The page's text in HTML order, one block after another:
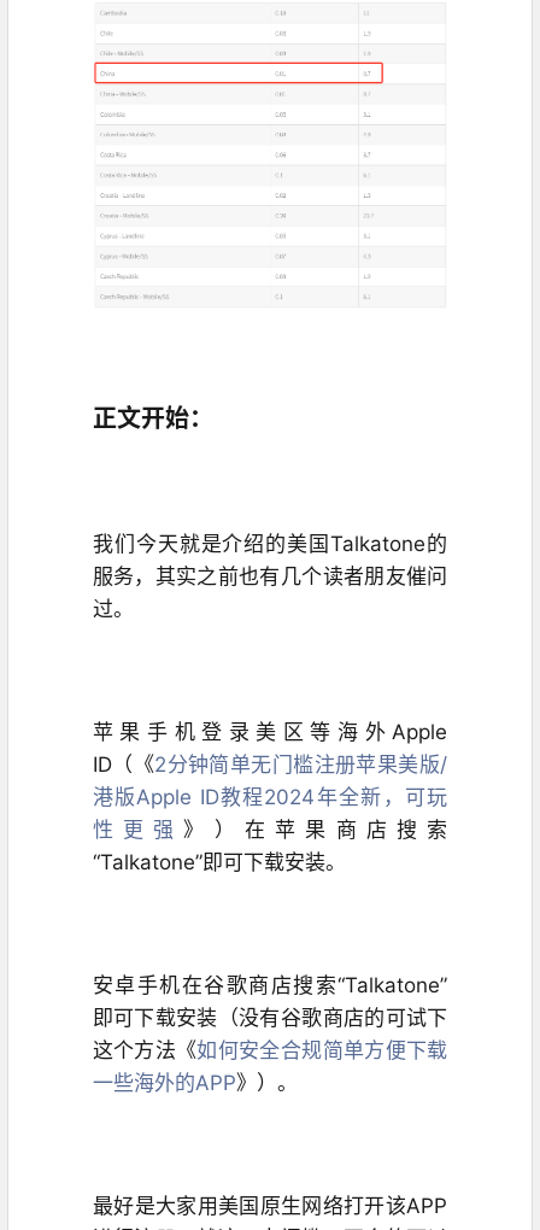
正文开始：
我们今天就是介绍的美国Talkatone的
服务，其实之前也有几个读者朋友催问
过。
苹果手机登录美区等海外Apple
ID（《2分钟简单无门槛注册苹果美版/
港版Apple ID教程2024年全新，可玩
性更强 》）在苹果商店搜索
“Talkatone”即可下载安装。
安卓手机在谷歌商店搜索“Talkatone”
即可下载安装（没有谷歌商店的可试下
这个方法《如何安全合规简单方便下载
一些海外的APP》）。
最好是大家用美国原生网络打开该APP